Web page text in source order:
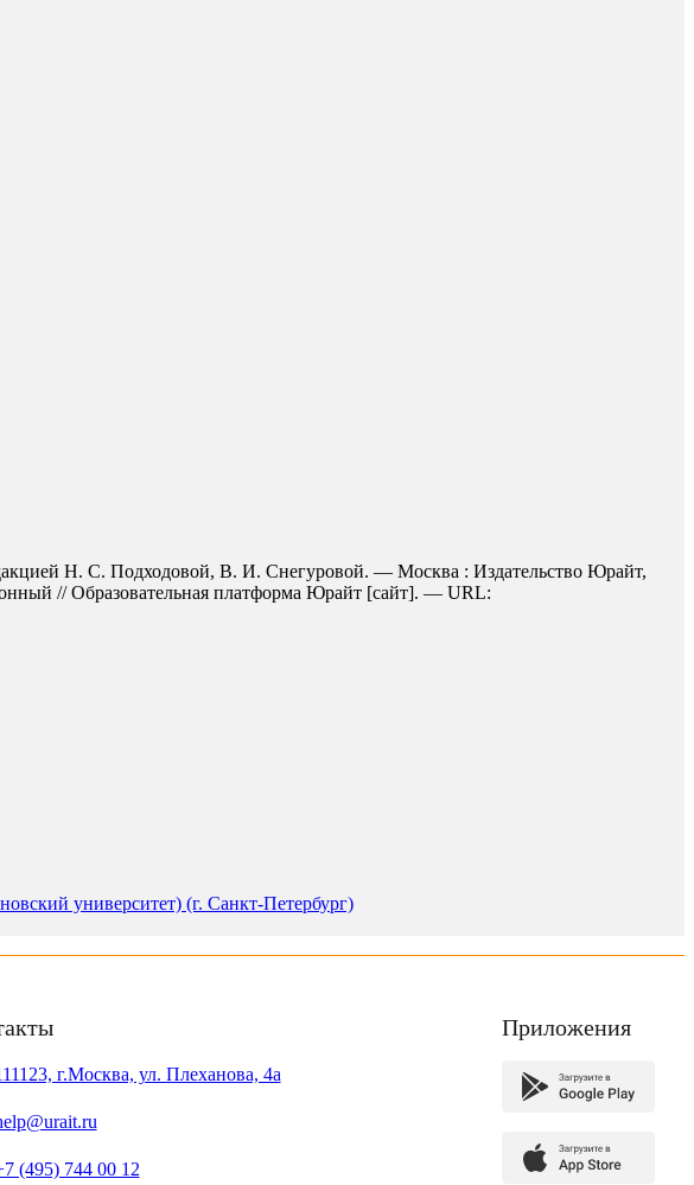
Н. С. Подходовой, В. И. Снегуровой. — Москва : Издательство Юрайт,
// Образовательная платформа Юрайт [сайт]. — URL:
университет) (г. Санкт-Петербург)
г.Москва, ул. Плеханова, 4а
(495) 744 00 12
Приложения